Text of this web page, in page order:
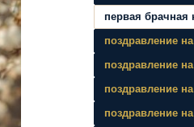
первая брачная
поздравление
поздравление
поздравление
поздравление